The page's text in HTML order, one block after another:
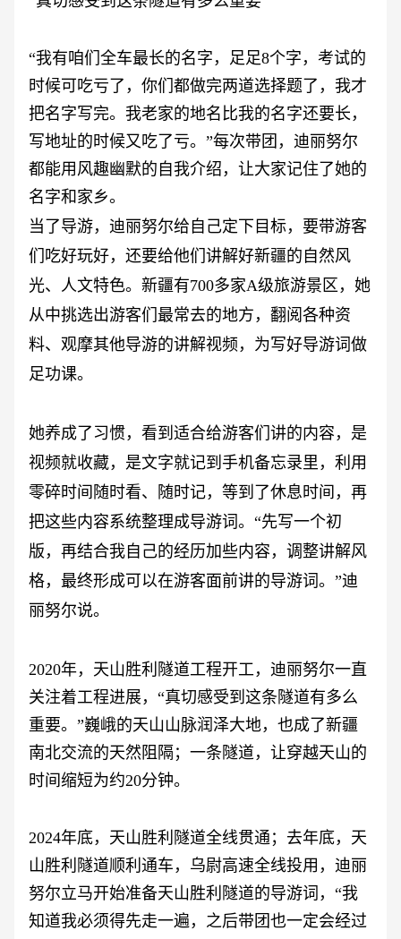
“我有咱们全车最长的名字，足足8个字，考试的
时候可吃亏了，你们都做完两道选择题了，我才
把名字写完。我老家的地名比我的名字还要长，
写地址的时候又吃了亏。”每次带团，迪丽努尔
都能用风趣幽默的自我介绍，让大家记住了她的
名字和家乡。
当了导游，迪丽努尔给自己定下目标，要带游客
们吃好玩好，还要给他们讲解好新疆的自然风
光、人文特色。新疆有700多家A级旅游景区，她
从中挑选出游客们最常去的地方，翻阅各种资
料、观摩其他导游的讲解视频，为写好导游词做
足功课。
她养成了习惯，看到适合给游客们讲的内容，是
视频就收藏，是文字就记到手机备忘录里，利用
零碎时间随时看、随时记，等到了休息时间，再
把这些内容系统整理成导游词。 “先写一个初
版，再结合我自己的经历加些内容，调整讲解风
格，最终形成可以在游客面前讲的导游词。”迪
丽努尔说。
2020年，天山胜利隧道工程开工，迪丽努尔一直
关注着工程进展，“真切感受到这条隧道有多么
重要。”巍峨的天山山脉润泽大地，也成了新疆
南北交流的天然阻隔；一条隧道，让穿越天山的
时间缩短为约20分钟。
2024年底，天山胜利隧道全线贯通；去年底，天
山胜利隧道顺利通车，乌尉高速全线投用，迪丽
努尔立马开始准备天山胜利隧道的导游词，“我
知道我必须得先走一遍，之后带团也一定会经过